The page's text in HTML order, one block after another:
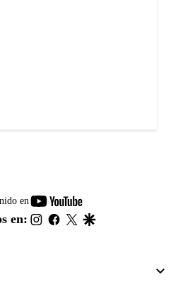
en
youtube-
footer
en: instagram
facebook
twitter